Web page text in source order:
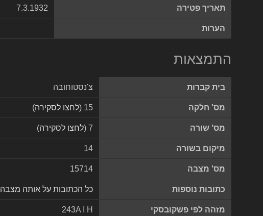
תאריך פטירה 7.3.1932
הערות
התמצאות
בית קברות צ'נסטוחובה
מס' חלקה 15 ( לחצו לסקירה)
מס' שורה 7 ( לחצו לסקירה)
מיקום בשורה 14
מס' מצבה 15714
כתובות נוספות כל הכתובות על אותה מצבה
מזהה לפי פשקובסקי 243A I H